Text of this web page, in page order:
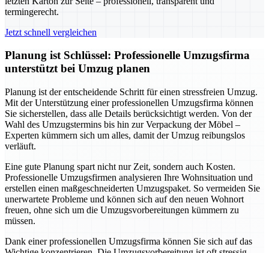
termingerecht.
Jetzt schnell vergleichen
Planung ist Schlüssel: Professionelle Umzugsfirma
unterstützt bei Umzug planen
Planung ist der entscheidende Schritt für einen stressfreien Umzug.
Mit der Unterstützung einer professionellen Umzugsfirma können
Sie sicherstellen, dass alle Details berücksichtigt werden. Von der
Wahl des Umzugstermins bis hin zur Verpackung der Möbel –
Experten kümmern sich um alles, damit der Umzug reibungslos
verläuft.
Eine gute Planung spart nicht nur Zeit, sondern auch Kosten.
Professionelle Umzugsfirmen analysieren Ihre Wohnsituation und
erstellen einen maßgeschneiderten Umzugspaket. So vermeiden Sie
unerwartete Probleme und können sich auf den neuen Wohnort
freuen, ohne sich um die Umzugsvorbereitungen kümmern zu
müssen.
Dank einer professionellen Umzugsfirma können Sie sich auf das